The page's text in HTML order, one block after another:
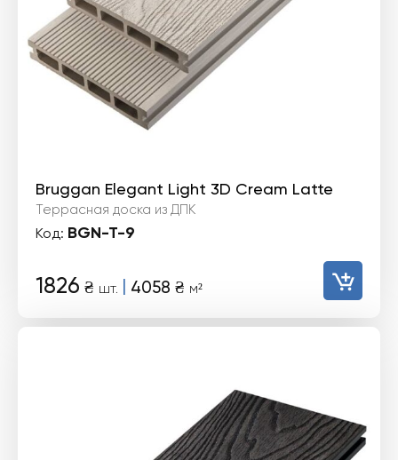
Bruggan Elegant Light 3D Cream Latte
Террасная доска из ДПК
Код: BGN-T-9
1826 ₴ шт. | 4058 ₴ м²